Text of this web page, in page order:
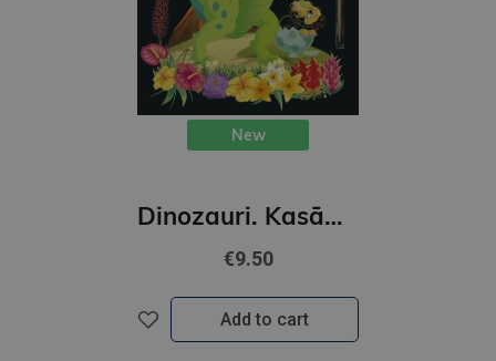
New
Dinozauri. Kasāmgrāmata
€9.50
Add to cart